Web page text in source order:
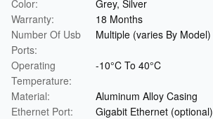
Color:
Grey, Silver
Warranty:
18 Months
Number Of Usb
Ports:
Multiple (varies By Model)
Operating
Temperature:
-10°C To 40°C
Material:
Aluminum Alloy Casing
Ethernet Port:
Gigabit Ethernet (optional)